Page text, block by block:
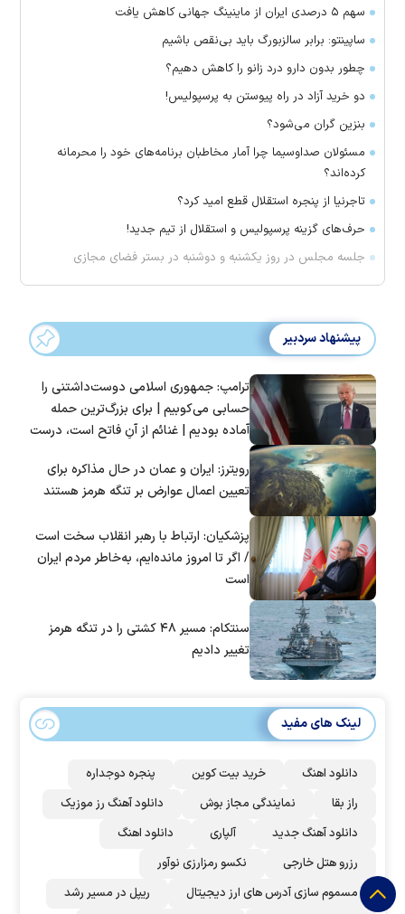
سهم ۵ درصدی ایران از ماینینگ جهانی کاهش یافت
ساپینتو: برابر سالزبورگ باید بی‌نقص باشیم
چطور بدون دارو درد زانو را کاهش دهیم؟
دو خرید آزاد در راه پیوستن به پرسپولیس!
بنزین گران می‌شود؟
مسئولان صداوسیما چرا آمار مخاطبان برنامه‌های خود را محرمانه
کرده‌اند؟
تاجرنیا از پنجره استقلال قطع امید کرد؟
حرف‌های گزینه پرسپولیس و استقلال از تیم جدید!
جلسه مجلس در روز یکشنبه و دوشنبه در بستر فضای مجازی
پیشنهاد سردبیر
ترامپ: جمهوری اسلامی دوست‌داشتنی را
حسابی می‌کوبیم | برای بزرگ‌ترین حمله
آماده بودیم | غنائم از آنِ فاتح است، درست
رویترز: ایران و عمان در حال مذاکره برای
تعیین اعمال عوارض بر تنگه هرمز هستند
پزشکیان: ارتباط با رهبر انقلاب سخت است
/ اگر تا امروز مانده‌ایم، به‌خاطر مردم ایران
است
سنتکام: مسیر ۴۸ کشتی را در تنگه هرمز
تغییر دادیم
لینک های مفید
دانلود اهنگ خرید بیت کوین
پنجره دوجداره
راز بقا
نمایندگی مجاز بوش
دانلود آهنگ رز‌ موزیک
دانلود آهنگ جدید
آلپاری
دانلود اهنگ
رزرو هتل خارجی
نکسو رمزارزی نوآور
مسموم سازی آدرس های ارز دیجیتال
ریپل در مسیر رشد